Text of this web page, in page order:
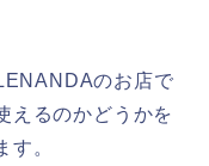
のお店で
えるのかどうかを
す。